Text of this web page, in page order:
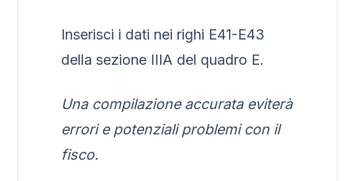
Inserisci i dati nei righi E41-E43
della sezione IIIA del quadro E.
Una compilazione accurata eviterà
errori e potenziali problemi con il
fisco.